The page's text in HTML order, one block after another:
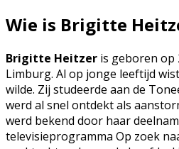
Wie is Brigitte
Brigitte Heitzer is geboren op
Limburg. Al op jonge leeftijd
wilde. Zij studeerde aan de
werd al snel ontdekt als
werd bekend door haar
televisieprogramma Op zoek